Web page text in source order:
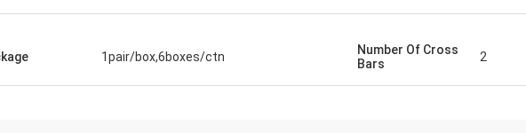
1pair/box,6boxes/ctn
Number Of Cross
Bars
2